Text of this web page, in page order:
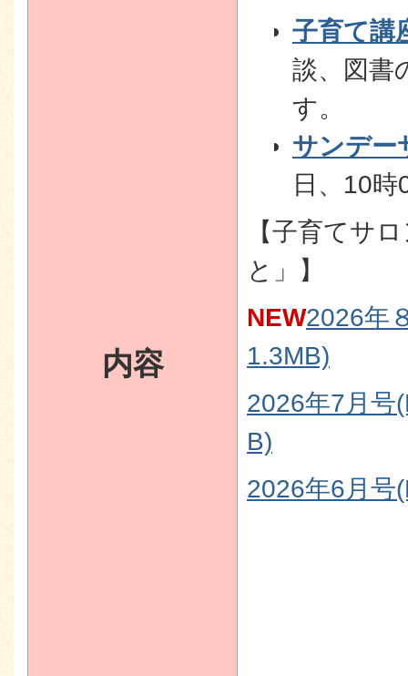
内容
子育て講
談、図書
す。
サンデー
日、10
【子育てサ
と」】
NEW2026年
1.3MB)
2026年7月号
B)
2026年6月号